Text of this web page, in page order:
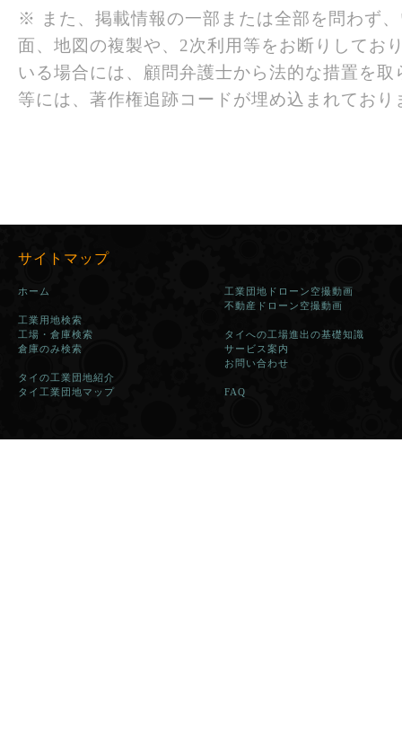
※ また、掲載情報の一部または全部を問わず
面、地図の複製や、2次利用等をお断りしてお
いる場合には、顧問弁護士から法的な措置を
等には、著作権追跡コードが埋め込まれており
サイトマップ
ホーム
工業用地検索
工場・倉庫検索
倉庫のみ検索
タイの工業団地紹介
タイ工業団地マップ
工業団地ドローン空撮動画
不動産ドローン空撮動画
タイへの工場進出の基礎知識
サービス案内
お問い合わせ
FAQ